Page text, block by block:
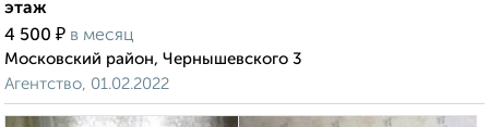
этаж
4 500 ₽ в месяц
Московский район, Чернышевского 3
Агентство, 01.02.2022